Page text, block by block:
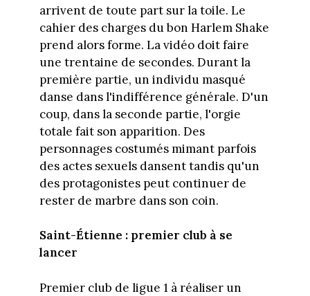
arrivent de toute part sur la toile. Le
cahier des charges du bon Harlem Shake
prend alors forme. La vidéo doit faire
une trentaine de secondes. Durant la
première partie, un individu masqué
danse dans l'indifférence générale. D'un
coup, dans la seconde partie, l'orgie
totale fait son apparition. Des
personnages costumés mimant parfois
des actes sexuels dansent tandis qu'un
des protagonistes peut continuer de
rester de marbre dans son coin.
Saint-Étienne : premier club à se
lancer
Premier club de ligue 1 à réaliser un